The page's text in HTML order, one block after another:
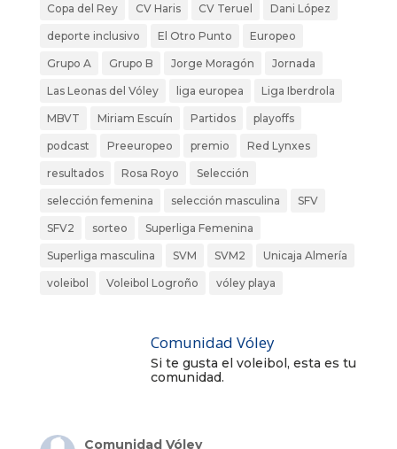
Copa del Rey CV Haris CV Teruel Dani López
deporte inclusivo El Otro Punto Europeo
Grupo A Grupo B Jorge Moragón Jornada
Las Leonas del Vóley liga europea Liga Iberdrola
MBVT Miriam Escuín Partidos playoffs
podcast Preeuropeo premio Red Lynxes
resultados Rosa Royo Selección
selección femenina selección masculina SFV
SFV2 sorteo Superliga Femenina
Superliga masculina SVM SVM2 Unicaja Almería
voleibol Voleibol Logroño vóley playa
Comunidad Vóley
Si te gusta el voleibol, esta es tu
comunidad.
Comunidad Vóley